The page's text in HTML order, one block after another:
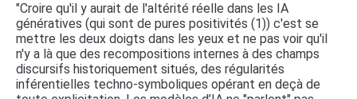
"Croire qu'il y aurait de l'altérité réelle dans les IA
génératives (qui sont de pures positivités (1)) c'est se
mettre les deux doigts dans les yeux et ne pas voir qu'il
n'y a là que des recompositions internes à des champs
discursifs historiquement situés, des régularités
inférentielles techno-symboliques opérant en deçà de